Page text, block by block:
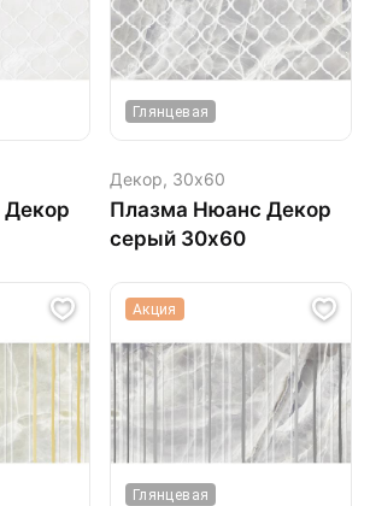
Глянцевая
Декор, 30х60
Плазма Нюанс Декор
серый 30х60
Акция
Глянцевая